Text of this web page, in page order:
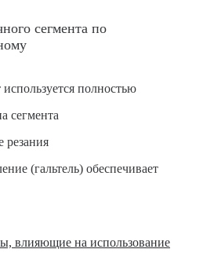
сегмента по
полностью
сегмента
резания
(гальтель) обеспечивает
влияющие на использование